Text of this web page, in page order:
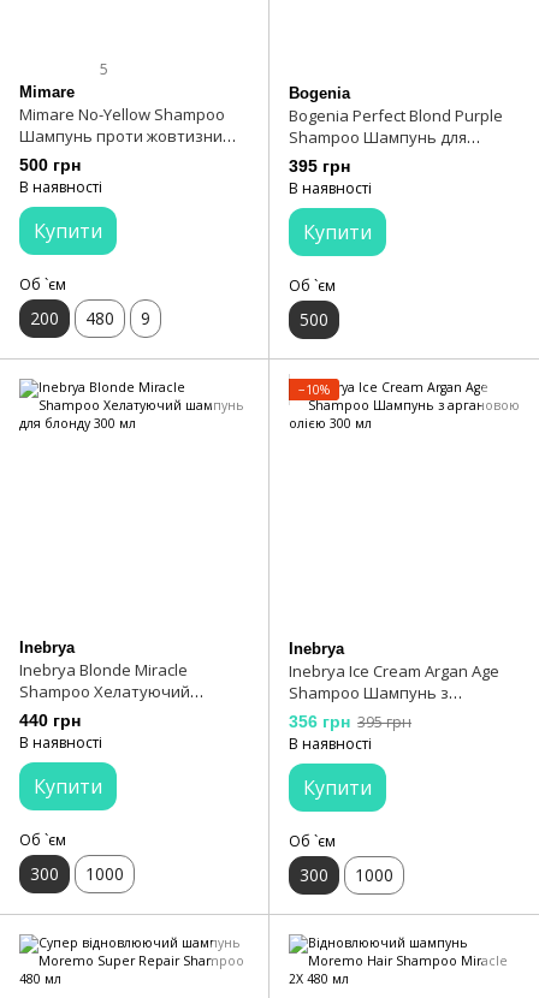
5
Mimare
Mimare No-Yellow Shampoo
Шампунь проти жовтизни
200 мл
500 грн
В наявності
Купити
Об `єм
200 480 9
Bogenia
Bogenia Perfect Blond Purple
Shampoo Шампунь для
блонду від жовтизни
395 грн
В наявності
Купити
Об `єм
500
Inebrya
Inebrya Blonde Miracle
Shampoo Хелатуючий
шампунь для блонду 300 мл
440 грн
В наявності
Купити
Об `єм
300 1000
−10%
Inebrya
Inebrya Ice Cream Argan Age
Shampoo Шампунь з
аргановою олією 300 мл
356 грн 395 грн
В наявності
Купити
Об `єм
300 1000